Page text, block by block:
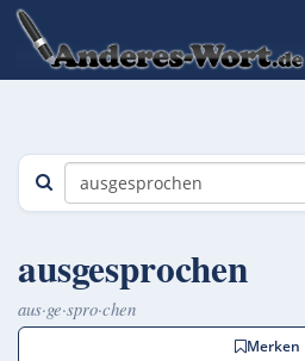
ausgesprochen
aus·ge·spro·chen
Merken